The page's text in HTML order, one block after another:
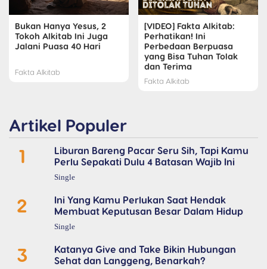
Bukan Hanya Yesus, 2
Tokoh Alkitab Ini Juga
Jalani Puasa 40 Hari
Fakta Alkitab
[VIDEO] Fakta Alkitab:
Perhatikan! Ini
Perbedaan Berpuasa
yang Bisa Tuhan Tolak
dan Terima
Fakta Alkitab
Artikel Populer
1
Liburan Bareng Pacar Seru Sih, Tapi Kamu
Perlu Sepakati Dulu 4 Batasan Wajib Ini
Single
2
Ini Yang Kamu Perlukan Saat Hendak
Membuat Keputusan Besar Dalam Hidup
Single
3
Katanya Give and Take Bikin Hubungan
Sehat dan Langgeng, Benarkah?